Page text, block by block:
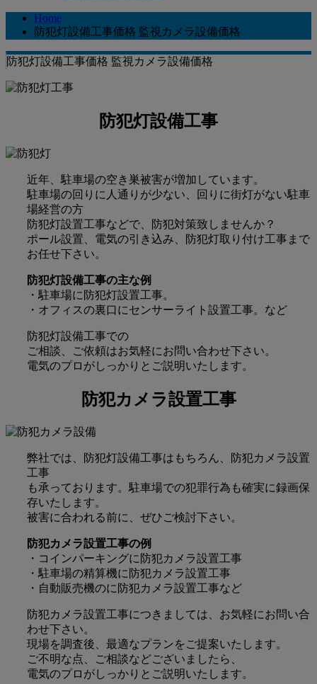
Home
防犯灯設備工事価格 監視カメラ設備価格
防犯灯設備工事価格 監視カメラ設備価格
防犯灯設備工事
近年、駐車場の空き巣被害が増加しています。
駐車場の回りに人通りが少ない、回りに街灯がない駐車
場経営の方
防犯灯設置工事などで、防犯対策致しませんか？
ポール設置、電気の引き込み、防犯灯取り付け工事まで
お任せ下さい。
防犯灯設備工事の主な例
・駐車場に防犯灯設置工事。
・オフィスの裏口にセンサーライト設置工事。など
防犯灯設備工事での
ご相談、ご依頼はお気軽にお問い合わせ下さい。
電気のプロがしっかりとご説明いたします。
防犯カメラ設置工事
弊社では、防犯灯設備工事はもちろん、防犯カメラ設置
工事
も承っております。駐車場での犯罪行為も確実に録画保
存いたします。
被害に合われる前に、ぜひご検討下さい。
防犯カメラ設置工事の例
・コインパーキングに防犯カメラ設置工事
・駐車場の精算機に防犯カメラ設置工事
・自動販売機のに防犯カメラ設置工事など
防犯カメラ設置工事につきましては、お気軽にお問い合
わせ下さい。
現場を調査後、最適なプランをご提案いたします。
ご不明な点、ご相談などございましたら、
電気のプロがしっかりとご説明いたします。